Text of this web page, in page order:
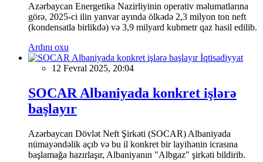
Azərbaycan Energetika Nazirliyinin operativ məlumatlarına
görə, 2025-ci ilin yanvar ayında ölkədə 2,3 milyon ton neft
(kondensatla birlikdə) və 3,9 milyard kubmetr qaz hasil edilib.
Ardını oxu
İqtisadiyyat
12 Fevral 2025, 20:04
SOCAR Albaniyada konkret işlərə
başlayır
Azərbaycan Dövlət Neft Şirkəti (SOCAR) Albaniyada
nümayəndəlik açıb və bu il konkret bir layihənin icrasına
başlamağa hazırlaşır, Albaniyanın "Albgaz" şirkəti bildirib.